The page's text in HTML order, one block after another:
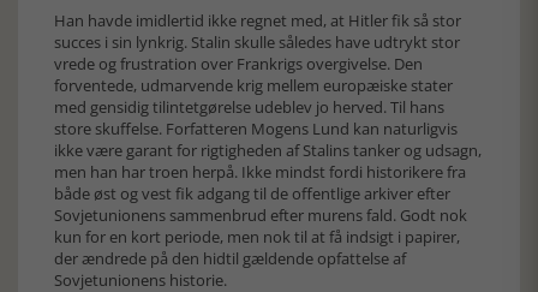
Han havde imidlertid ikke regnet med, at Hitler fik så stor
succes i sin lynkrig. Stalin skulle således have udtrykt stor
vrede og frustration over Frankrigs overgivelse. Den
forventede, udmarvende krig mellem europæiske stater
med gensidig tilintetgørelse udeblev jo herved. Til hans
store skuffelse. Forfatteren Mogens Lund kan naturligvis
ikke være garant for rigtigheden af Stalins tanker og udsagn,
men han har troen herpå. Ikke mindst fordi historikere fra
både øst og vest fik adgang til de offentlige arkiver efter
Sovjetunionens sammenbrud efter murens fald. Godt nok
kun for en kort periode, men nok til at få indsigt i papirer,
der ændrede på den hidtil gældende opfattelse af
Sovjetunionens historie.